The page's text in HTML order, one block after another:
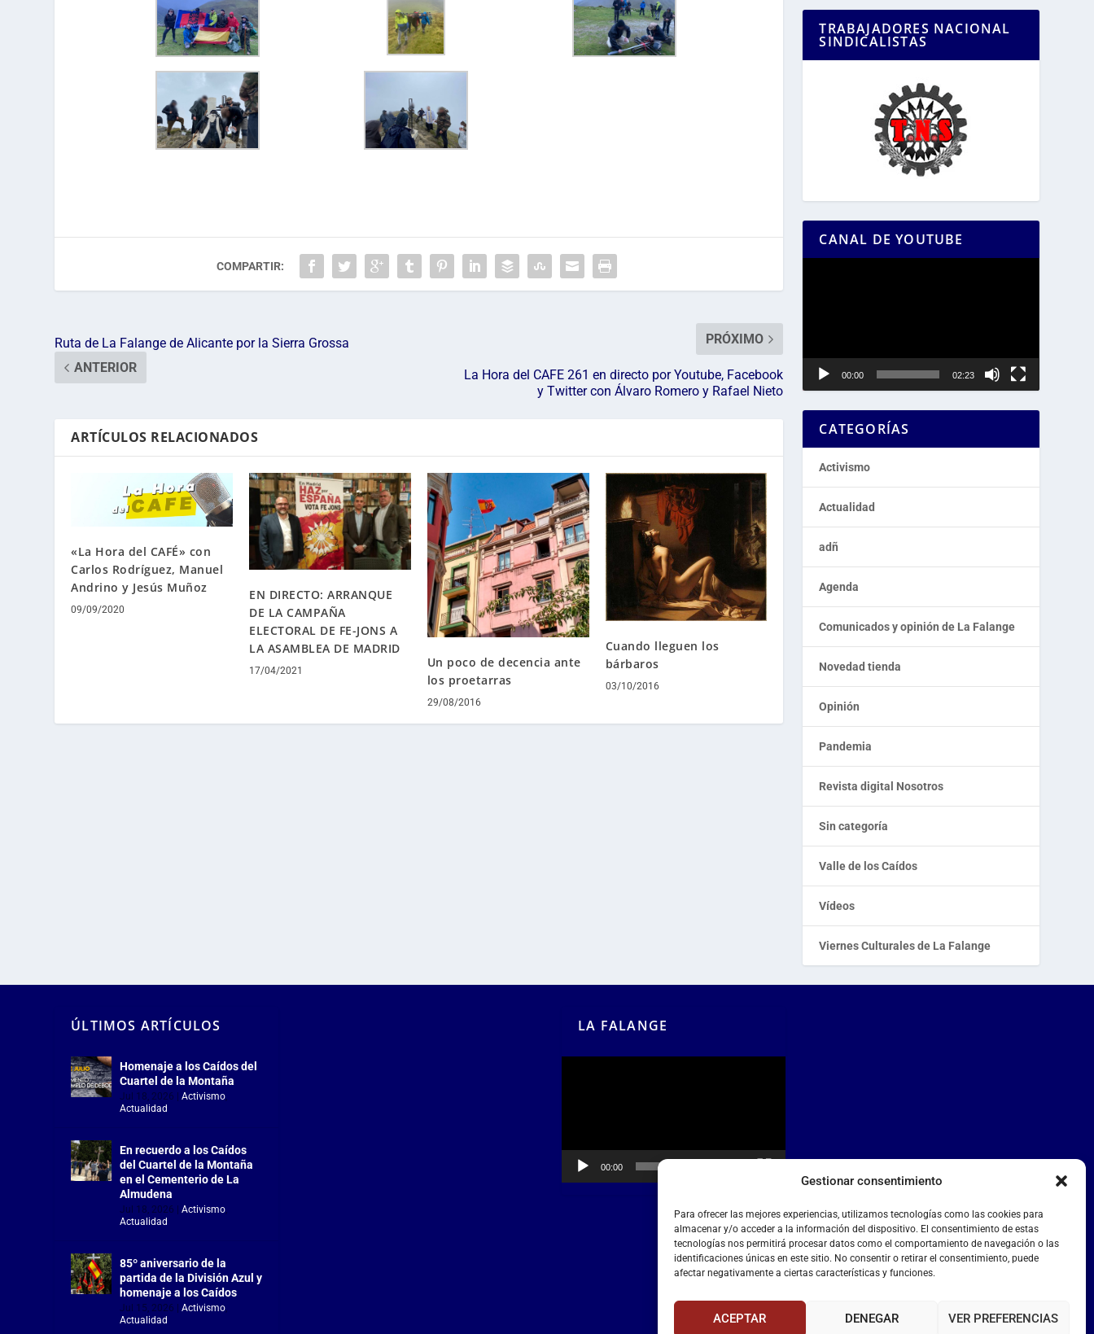
Gestionar consentimiento
Para ofrecer las mejores experiencias, utilizamos tecnologías como las cookies para
almacenar y/o acceder a la información del dispositivo. El consentimiento de estas
tecnologías nos permitirá procesar datos como el comportamiento de navegación o las
identificaciones únicas en este sitio. No consentir o retirar el consentimiento, puede
afectar negativamente a ciertas características y funciones.
ACEPTAR DENEGAR VER PREFERENCIAS
COMPARTIR:
Ruta de La Falange de Alicante por la Sierra Grossa
ANTERIOR
PRÓXIMO
La Hora del CAFE 261 en directo por Youtube, Facebook
y Twitter con Álvaro Romero y Rafael Nieto
ARTÍCULOS RELACIONADOS
«La Hora del CAFÉ» con
Carlos Rodríguez, Manuel
Andrino y Jesús Muñoz
09/09/2020
EN DIRECTO: ARRANQUE
DE LA CAMPAÑA
ELECTORAL DE FE-JONS A
LA ASAMBLEA DE MADRID
17/04/2021
Un poco de decencia ante
los proetarras
29/08/2016
Cuando lleguen los
bárbaros
03/10/2016
TRABAJADORES NACIONAL
SINDICALISTAS
CANAL DE YOUTUBE
00:00 02:23
CATEGORÍAS
Activismo
Actualidad
adñ
Agenda
Comunicados y opinión de La Falange
Novedad tienda
Opinión
Pandemia
Revista digital Nosotros
Sin categoría
Valle de los Caídos
Vídeos
Viernes Culturales de La Falange
ÚLTIMOS ARTÍCULOS
Homenaje a los Caídos del
Cuartel de la Montaña
Jul 18, 2026 |Activismo,
Actualidad
En recuerdo a los Caídos
del Cuartel de la Montaña
en el Cementerio de La
Almudena
Jul 18, 2026 |Activismo,
Actualidad
85º aniversario de la
partida de la División Azul y
homenaje a los Caídos
Jul 15, 2026 |Activismo,
Actualidad
LA FALANGE
00:00